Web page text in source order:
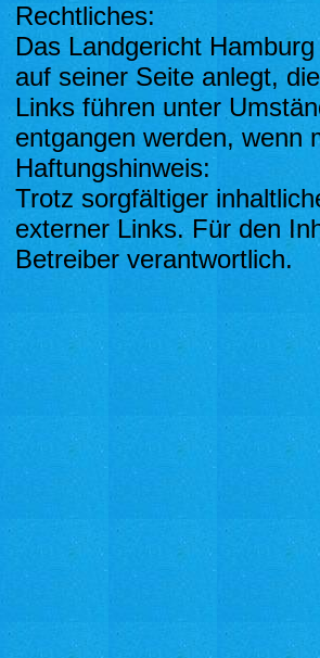
Rechtliches:
Das Landgericht
auf seiner Seite anlegt,
Links führen unter
entgangen werden, wenn
Haftungshinweis:
Trotz sorgfältiger
externer Links. Für den
Betreiber verantwortlich.